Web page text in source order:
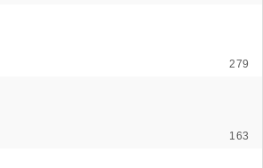
279
163